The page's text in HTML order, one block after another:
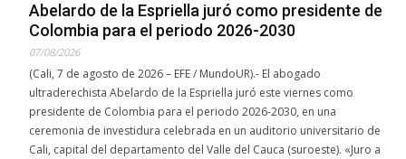
Abelardo de la Espriella juró como presidente de
Colombia para el periodo 2026-2030
07/08/2026
(Cali, 7 de agosto de 2026 – EFE / MundoUR).- El abogado
ultraderechista Abelardo de la Espriella juró este viernes como
presidente de Colombia para el periodo 2026-2030, en una
ceremonia de investidura celebrada en un auditorio universitario de
Cali, capital del departamento del Valle del Cauca (suroeste). «Juro a